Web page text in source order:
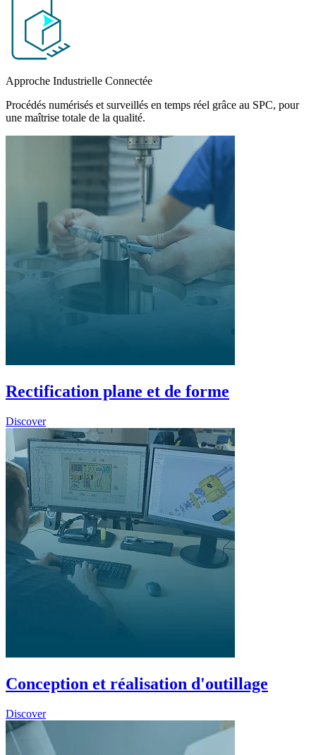
Approche Industrielle Connectée
Procédés numérisés et surveillés en temps réel grâce au SPC, pour
une maîtrise totale de la qualité.
Rectification plane et de forme
Discover
Conception et réalisation d'outillage
Discover